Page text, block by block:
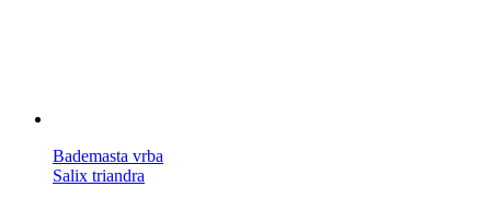
Bademasta vrba
Salix triandra